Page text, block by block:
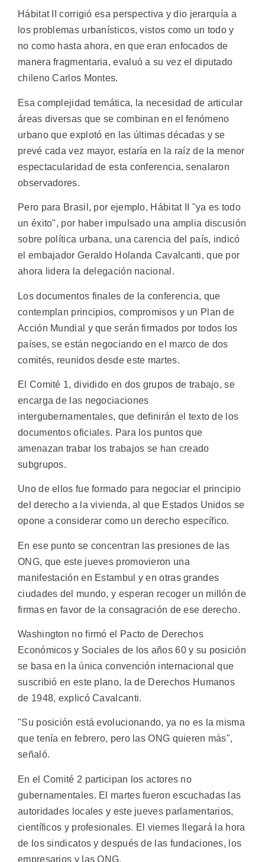
Hábitat II corrigió esa perspectiva y dio jerarquía a
los problemas urbanísticos, vistos como un todo y
no como hasta ahora, en que eran enfocados de
manera fragmentaria, evaluó a su vez el diputado
chileno Carlos Montes.
Esa complejidad temática, la necesidad de articular
áreas diversas que se combinan en el fenómeno
urbano que explotó en las últimas décadas y se
prevé cada vez mayor, estaría en la raíz de la menor
espectacularidad de esta conferencia, senalaron
observadores.
Pero para Brasil, por ejemplo, Hábitat II "ya es todo
un éxito", por haber impulsado una amplia discusión
sobre política urbana, una carencia del país, indicó
el embajador Geraldo Holanda Cavalcanti, que por
ahora lidera la delegación nacional.
Los documentos finales de la conferencia, que
contemplan principios, compromisos y un Plan de
Acción Mundial y que serán firmados por todos los
países, se están negociando en el marco de dos
comités, reunidos desde este martes.
El Comité 1, dividido en dos grupos de trabajo, se
encarga de las negociaciones
intergubernamentales, que definirán el texto de los
documentos oficiales. Para los puntos que
amenazan trabar los trabajos se han creado
subgrupos.
Uno de ellos fue formado para negociar el principio
del derecho a la vivienda, al que Estados Unidos se
opone a considerar como un derecho específico.
En ese punto se concentran las presiones de las
ONG, que este jueves promovieron una
manifestación en Estambul y en otras grandes
ciudades del mundo, y esperan recoger un millón de
firmas en favor de la consagración de ese derecho.
Washington no firmó el Pacto de Derechos
Económicos y Sociales de los años 60 y su posición
se basa en la única convención internacional que
suscribió en este plano, la de Derechos Humanos
de 1948, explicó Cavalcanti.
"Su posición está evolucionando, ya no es la misma
que tenía en febrero, pero las ONG quieren más",
señaló.
En el Comité 2 participan los actores no
gubernamentales. El martes fueron escuchadas las
autoridades locales y este jueves parlamentarios,
científicos y profesionales. El viernes llegará la hora
de los sindicatos y después de las fundaciones, los
empresarios y las ONG.